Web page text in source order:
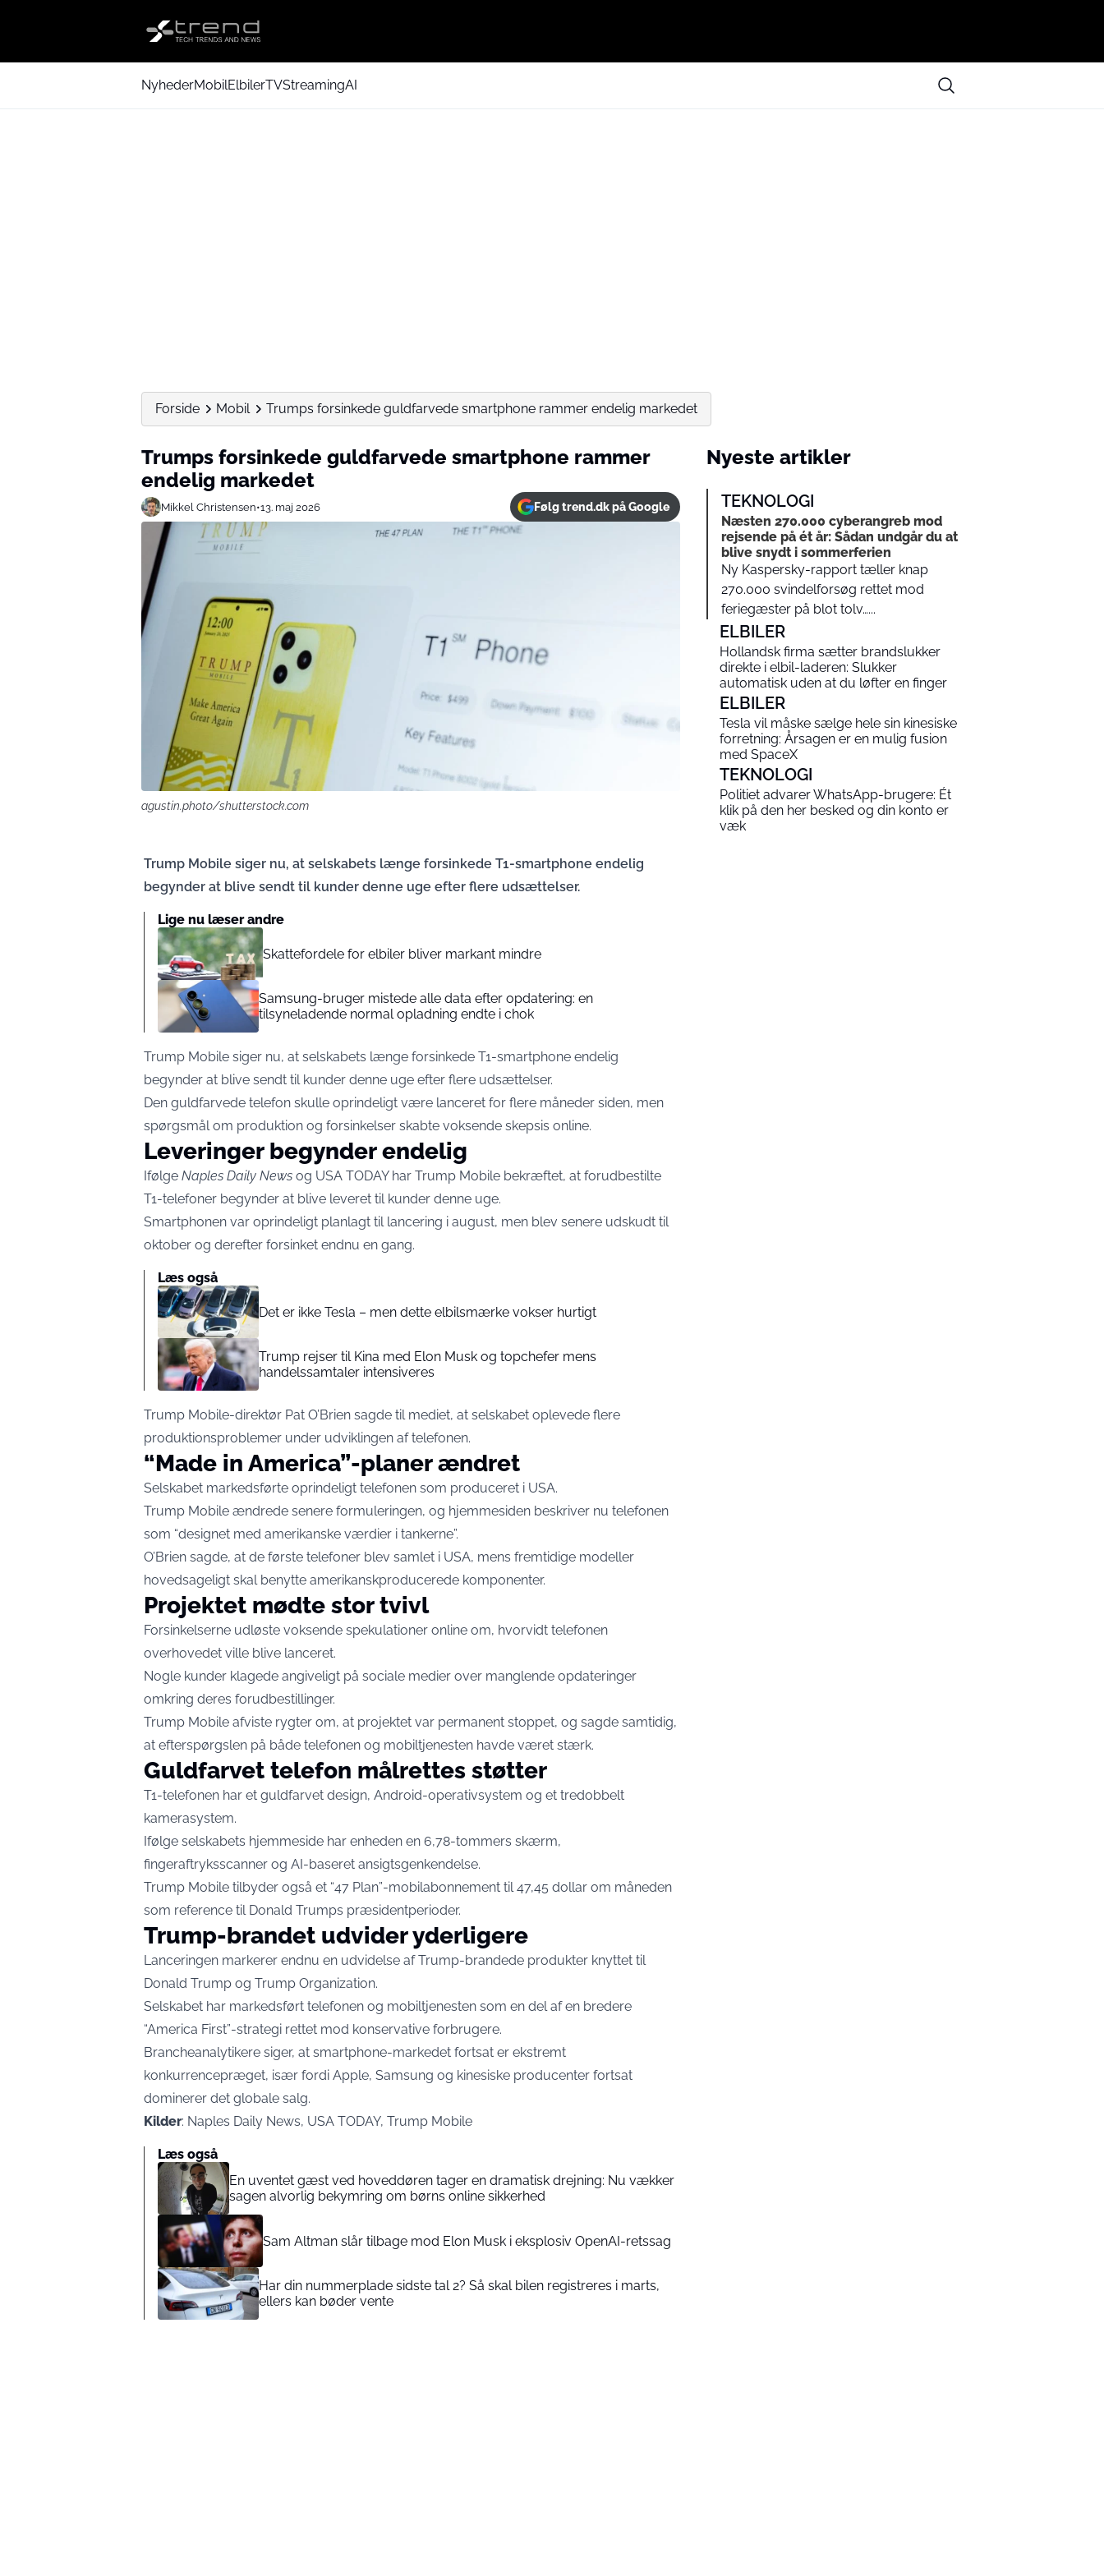
NyhederMobilElbilerTVStreamingAI
Forside Mobil Trumps forsinkede guldfarvede smartphone rammer endelig markedet
Trumps forsinkede guldfarvede smartphone rammer
endelig markedet
Mikkel Christensen•13. maj 2026 Følg trend.dk på Google
agustin.photo/shutterstock.com
Trump Mobile siger nu, at selskabets længe forsinkede T1-smartphone endelig
begynder at blive sendt til kunder denne uge efter flere udsættelser.
Lige nu læser andre
Skattefordele for elbiler bliver markant mindre
Samsung-bruger mistede alle data efter opdatering: en
tilsyneladende normal opladning endte i chok
Trump Mobile siger nu, at selskabets længe forsinkede T1-smartphone endelig
begynder at blive sendt til kunder denne uge efter flere udsættelser.
Den guldfarvede telefon skulle oprindeligt være lanceret for flere måneder siden, men
spørgsmål om produktion og forsinkelser skabte voksende skepsis online.
Leveringer begynder endelig
Ifølge Naples Daily News og USA TODAY har Trump Mobile bekræftet, at forudbestilte
T1-telefoner begynder at blive leveret til kunder denne uge.
Smartphonen var oprindeligt planlagt til lancering i august, men blev senere udskudt til
oktober og derefter forsinket endnu en gang.
Læs også
Det er ikke Tesla – men dette elbilsmærke vokser hurtigt
Trump rejser til Kina med Elon Musk og topchefer mens
handelssamtaler intensiveres
Trump Mobile-direktør Pat O’Brien sagde til mediet, at selskabet oplevede flere
produktionsproblemer under udviklingen af telefonen.
“Made in America”-planer ændret
Selskabet markedsførte oprindeligt telefonen som produceret i USA.
Trump Mobile ændrede senere formuleringen, og hjemmesiden beskriver nu telefonen
som “designet med amerikanske værdier i tankerne”.
O’Brien sagde, at de første telefoner blev samlet i USA, mens fremtidige modeller
hovedsageligt skal benytte amerikanskproducerede komponenter.
Projektet mødte stor tvivl
Forsinkelserne udløste voksende spekulationer online om, hvorvidt telefonen
overhovedet ville blive lanceret.
Nogle kunder klagede angiveligt på sociale medier over manglende opdateringer
omkring deres forudbestillinger.
Trump Mobile afviste rygter om, at projektet var permanent stoppet, og sagde samtidig,
at efterspørgslen på både telefonen og mobiltjenesten havde været stærk.
Guldfarvet telefon målrettes støtter
T1-telefonen har et guldfarvet design, Android-operativsystem og et tredobbelt
kamerasystem.
Ifølge selskabets hjemmeside har enheden en 6,78-tommers skærm,
fingeraftryksscanner og AI-baseret ansigtsgenkendelse.
Trump Mobile tilbyder også et “47 Plan”-mobilabonnement til 47,45 dollar om måneden
som reference til Donald Trumps præsidentperioder.
Trump-brandet udvider yderligere
Lanceringen markerer endnu en udvidelse af Trump-brandede produkter knyttet til
Donald Trump og Trump Organization.
Selskabet har markedsført telefonen og mobiltjenesten som en del af en bredere
“America First”-strategi rettet mod konservative forbrugere.
Brancheanalytikere siger, at smartphone-markedet fortsat er ekstremt
konkurrencepræget, især fordi Apple, Samsung og kinesiske producenter fortsat
dominerer det globale salg.
Kilder: Naples Daily News, USA TODAY, Trump Mobile
Læs også
En uventet gæst ved hoveddøren tager en dramatisk drejning: Nu vækker
sagen alvorlig bekymring om børns online sikkerhed
Sam Altman slår tilbage mod Elon Musk i eksplosiv OpenAI-retssag
Har din nummerplade sidste tal 2? Så skal bilen registreres i marts,
ellers kan bøder vente
Nyeste artikler
TEKNOLOGI
Næsten 270.000 cyberangreb mod
rejsende på ét år: Sådan undgår du at
blive snydt i sommerferien
Ny Kaspersky-rapport tæller knap
270.000 svindelforsøg rettet mod
feriegæster på blot tolv…...
ELBILER
Hollandsk firma sætter brandslukker
direkte i elbil-laderen: Slukker
automatisk uden at du løfter en finger
ELBILER
Tesla vil måske sælge hele sin kinesiske
forretning: Årsagen er en mulig fusion
med SpaceX
TEKNOLOGI
Politiet advarer WhatsApp-brugere: Ét
klik på den her besked og din konto er
væk